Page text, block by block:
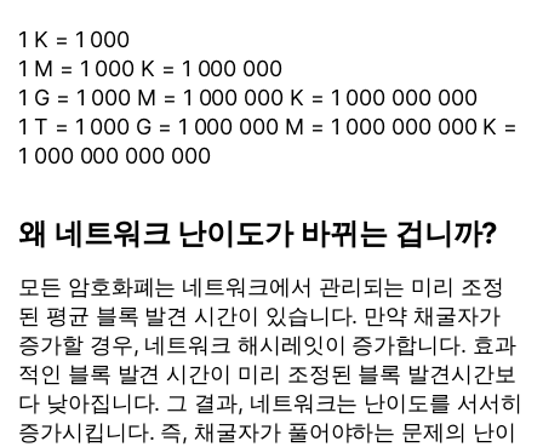
1 K = 1 000
1 M = 1 000 K = 1 000 000
1 G = 1 000 M = 1 000 000 K = 1 000 000 000
1 T = 1 000 G = 1 000 000 M = 1 000 000 000 K =
1 000 000 000 000
왜 네트워크 난이도가 바뀌는 겁니까?
모든 암호화폐는 네트워크에서 관리되는 미리 조정
된 평균 블록 발견 시간이 있습니다. 만약 채굴자가
증가할 경우, 네트워크 해시레잇이 증가합니다. 효과
적인 블록 발견 시간이 미리 조정된 블록 발견시간보
다 낮아집니다. 그 결과, 네트워크는 난이도를 서서히
증가시킵니다. 즉, 채굴자가 풀어야하는 문제의 난이